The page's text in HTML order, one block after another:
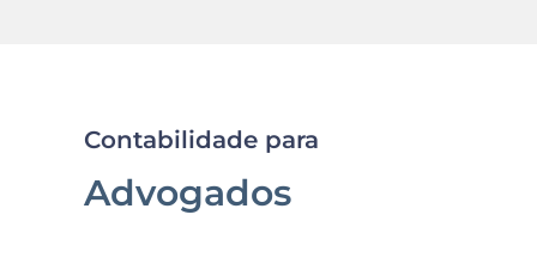
Contabilidade para
Advogados